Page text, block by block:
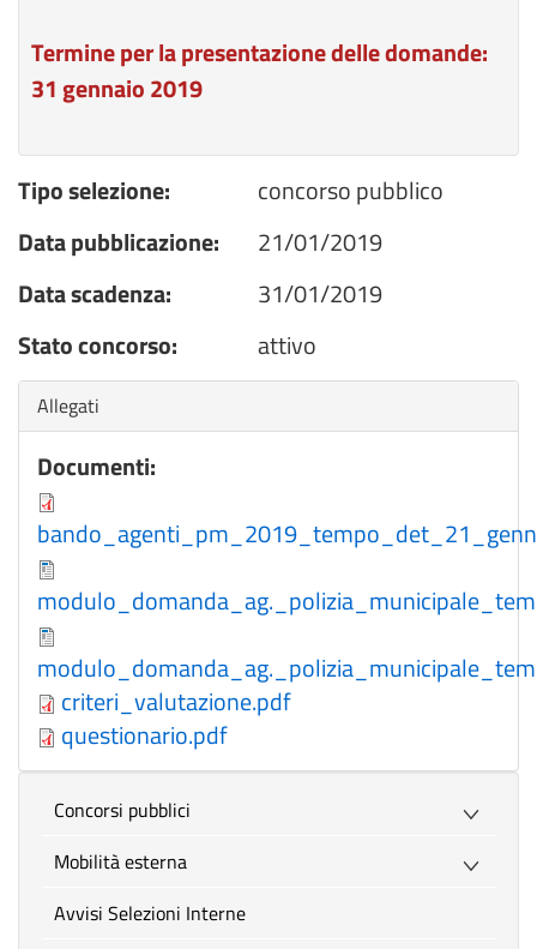
Termine per la presentazione delle domande:
31 gennaio 2019
Tipo selezione:
concorso pubblico
Data pubblicazione:
21/01/2019
Data scadenza:
31/01/2019
Stato concorso:
attivo
Nascondi
Allegati
Documenti:
criteri_valutazione.pdf
questionario.pdf
Concorsi pubblici
Mobilità esterna
Avvisi Selezioni Interne